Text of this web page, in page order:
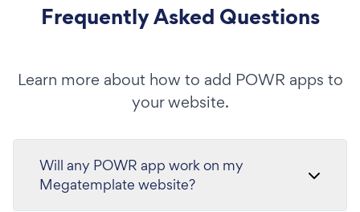
Frequently Asked Questions
Learn more about how to add POWR apps to
your website.
Will any POWR app work on my
Megatemplate website?